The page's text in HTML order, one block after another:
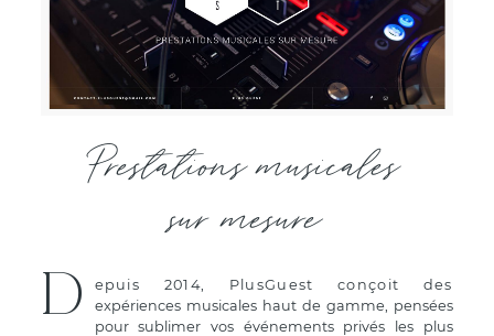
Prestations musicales
sur mesure
D
epuis 2014, PlusGuest conçoit des
expériences musicales haut de gamme, pensées
pour sublimer vos événements privés les plus